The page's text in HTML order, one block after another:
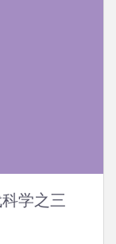
学之三